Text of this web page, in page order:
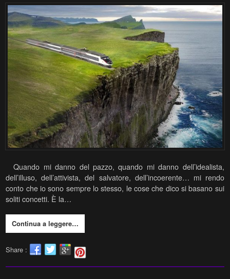
Quando mi danno del pazzo, quando mi danno dell’idealista,
dell’illuso, dell’attivista, del salvatore, dell’incoerente… mi rendo
conto che io sono sempre lo stesso, le cose che dico si basano sui
soliti concetti. È la…
Continua a leggere…
Share :